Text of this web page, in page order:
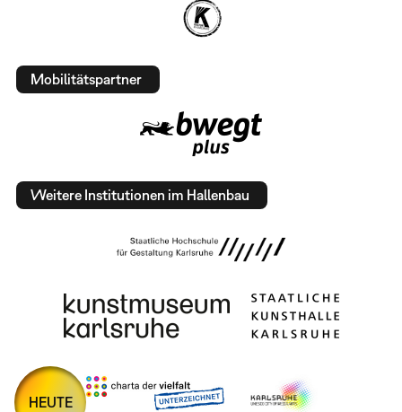
Mobilitätspartner
Weitere Institutionen im Hallenbau
HEUTE